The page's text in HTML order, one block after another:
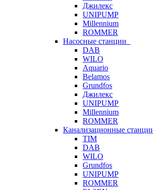
Джилекс
UNIPUMP
Millennium
ROMMER
Насосные станции
DAB
WILO
Aquario
Belamos
Grundfos
Джилекс
UNIPUMP
Millennium
ROMMER
Канализационные
TIM
DAB
WILO
Grundfos
UNIPUMP
ROMMER